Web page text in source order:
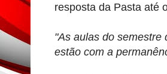
resposta da Pasta até
"As aulas do semestre
estão com a